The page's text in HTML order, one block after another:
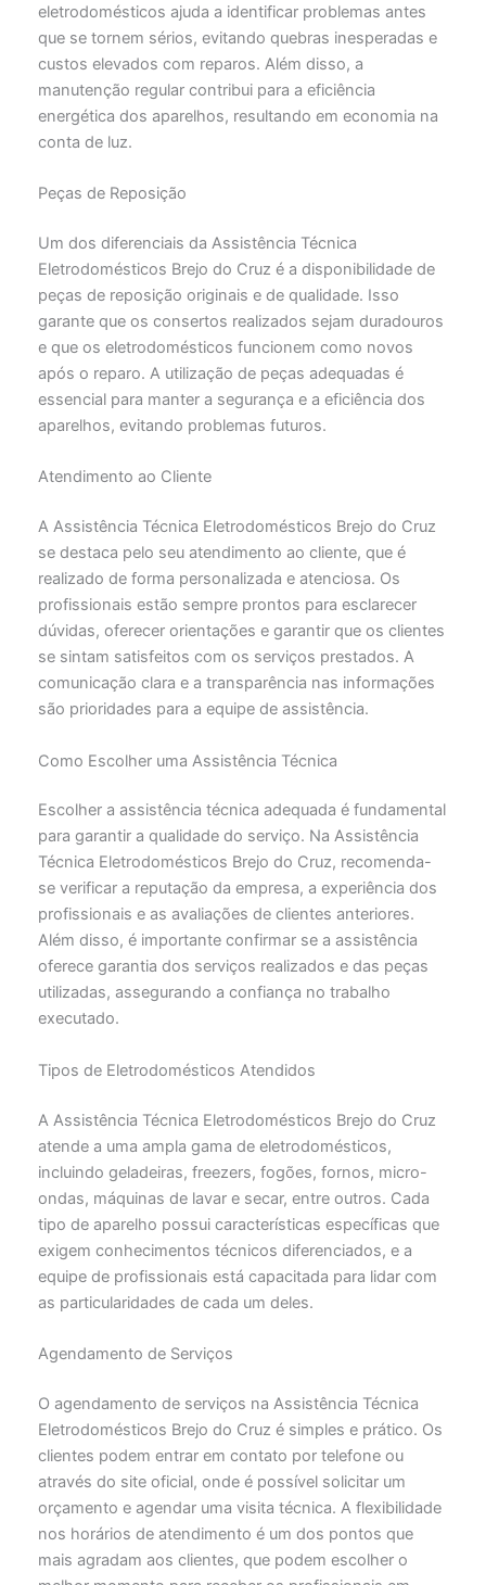
eletrodomésticos ajuda a identificar problemas antes
que se tornem sérios, evitando quebras inesperadas e
custos elevados com reparos. Além disso, a
manutenção regular contribui para a eficiência
energética dos aparelhos, resultando em economia na
conta de luz.
Peças de Reposição
Um dos diferenciais da Assistência Técnica
Eletrodomésticos Brejo do Cruz é a disponibilidade de
peças de reposição originais e de qualidade. Isso
garante que os consertos realizados sejam duradouros
e que os eletrodomésticos funcionem como novos
após o reparo. A utilização de peças adequadas é
essencial para manter a segurança e a eficiência dos
aparelhos, evitando problemas futuros.
Atendimento ao Cliente
A Assistência Técnica Eletrodomésticos Brejo do Cruz
se destaca pelo seu atendimento ao cliente, que é
realizado de forma personalizada e atenciosa. Os
profissionais estão sempre prontos para esclarecer
dúvidas, oferecer orientações e garantir que os clientes
se sintam satisfeitos com os serviços prestados. A
comunicação clara e a transparência nas informações
são prioridades para a equipe de assistência.
Como Escolher uma Assistência Técnica
Escolher a assistência técnica adequada é fundamental
para garantir a qualidade do serviço. Na Assistência
Técnica Eletrodomésticos Brejo do Cruz, recomenda-
se verificar a reputação da empresa, a experiência dos
profissionais e as avaliações de clientes anteriores.
Além disso, é importante confirmar se a assistência
oferece garantia dos serviços realizados e das peças
utilizadas, assegurando a confiança no trabalho
executado.
Tipos de Eletrodomésticos Atendidos
A Assistência Técnica Eletrodomésticos Brejo do Cruz
atende a uma ampla gama de eletrodomésticos,
incluindo geladeiras, freezers, fogões, fornos, micro-
ondas, máquinas de lavar e secar, entre outros. Cada
tipo de aparelho possui características específicas que
exigem conhecimentos técnicos diferenciados, e a
equipe de profissionais está capacitada para lidar com
as particularidades de cada um deles.
Agendamento de Serviços
O agendamento de serviços na Assistência Técnica
Eletrodomésticos Brejo do Cruz é simples e prático. Os
clientes podem entrar em contato por telefone ou
através do site oficial, onde é possível solicitar um
orçamento e agendar uma visita técnica. A flexibilidade
nos horários de atendimento é um dos pontos que
mais agradam aos clientes, que podem escolher o